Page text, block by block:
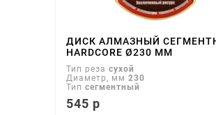
ДИСК АЛМАЗНЫЙ
HARDCORE Ø230 ММ
Тип реза сухой
Диаметр, мм 230
Тип сегментный
545 р